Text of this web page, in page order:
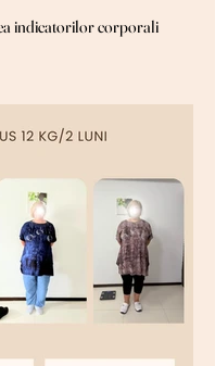
indicatorilor corporali
indicatorilor corporali